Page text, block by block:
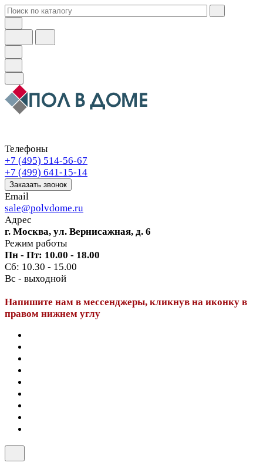
Телефоны
+7 (495) 514-56-67
+7 (499) 641-15-14
Заказать звонок
Email
sale@polvdome.ru
Адрес
г. Москва, ул. Вернисажная, д. 6
Режим работы
Пн - Пт: 10.00 - 18.00
Сб: 10.30 - 15.00
Вс - выходной
Напишите нам в мессенджеры, кликнув на иконку в
правом нижнем углу